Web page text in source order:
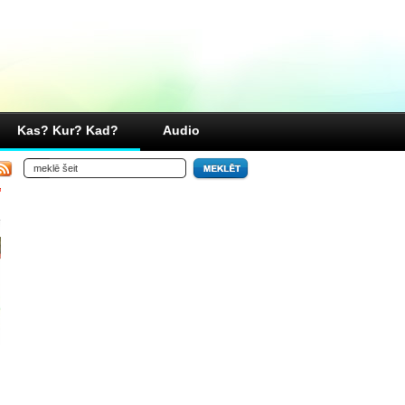
Kas? Kur? Kad? Audio